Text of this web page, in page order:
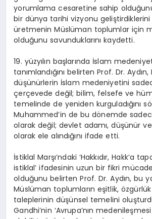
yorumlama cesaretine sahip
bir dünya tarihi vizyonu
üretmenin Müslüman toplumlar için
olduğunu savunduklarını kaydetti.
19. yüzyılın başlarında İslam
tanımlandığını belirten Prof. Dr.
düşünürlerin İslam medeniyetini
çerçevede değil; bilim, felsefe ve
temelinde de yeniden kurguladığını
Muhammed’in de bu dönemde
olarak değil; devlet adamı, düşünür
olarak ele alındığını ifade etti.
İstiklal Marşı’ndaki ‘Hakkıdır, Hakk’a
istiklal’ ifadesinin uzun bir fikri
olduğunu belirten Prof. Dr. Aydın, bu
Müslüman toplumların eşitlik,
taleplerinin düşünsel temelini
Gandhi’nin ‘Avrupa’nın